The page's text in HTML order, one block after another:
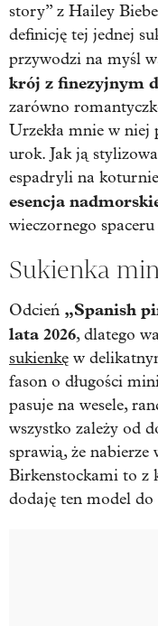
story” z Hailey
definicję tej jednej
przywodzi na myśl
krój z finezyjnym
zarówno
Urzekła mnie w niej
urok. Jak ją
espadryli na
esencja
wieczornego
Sukienka
Odcień „Spanish
lata 2026, dlatego
sukienkę w
fason o długości
pasuje na wesele,
wszystko zależy od
sprawią, że
Birkenstockami to z
dodaję ten model do